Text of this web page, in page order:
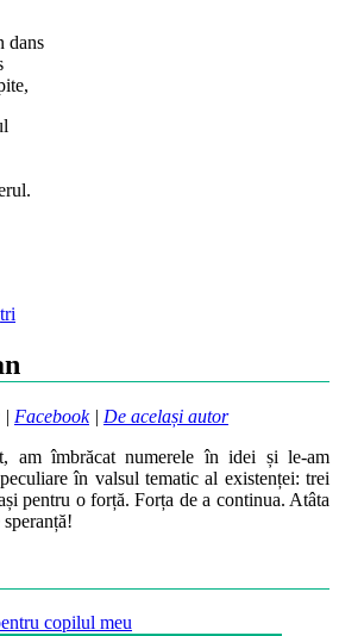
dans
| Facebook| De același autor
am îmbrăcat numerele în idei și le-am
în valsul tematic al existenței: trei
pentru o forță. Forța de a continua. Atâta